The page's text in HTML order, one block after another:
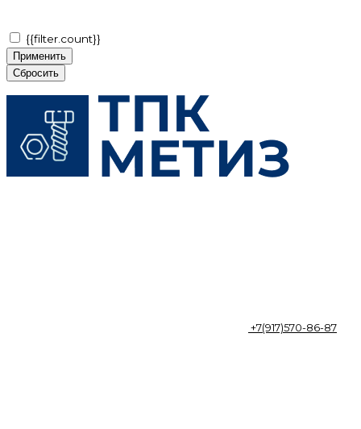
{{filter.count}}
Применить
Сбросить
+7(917)570-86-87